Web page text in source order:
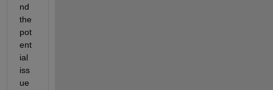
nd
the
pot
ent
ial
iss
ue